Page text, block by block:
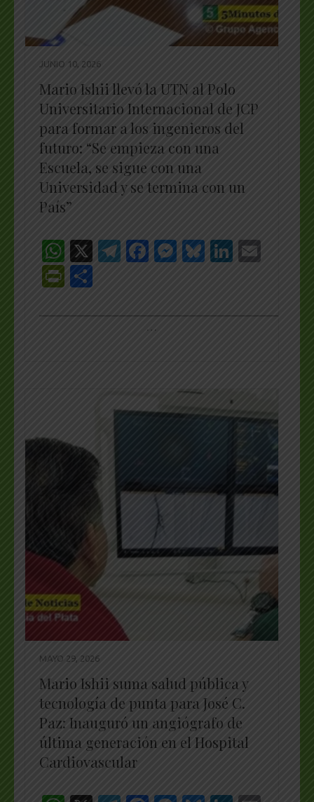
JUNIO 10, 2026
Mario Ishii llevó la UTN al Polo
Universitario Internacional de JCP
para formar a los ingenieros del
futuro: “Se empieza con una
Escuela, se sigue con una
Universidad y se termina con un
País”
WhatsApp
X Telegram
Facebook
Messenger
Bluesky
PrintFriendly
…
MAYO 29, 2026
Mario Ishii suma salud pública y
tecnología de punta para José C.
Paz: Inauguró un angiógrafo de
última generación en el Hospital
Cardiovascular